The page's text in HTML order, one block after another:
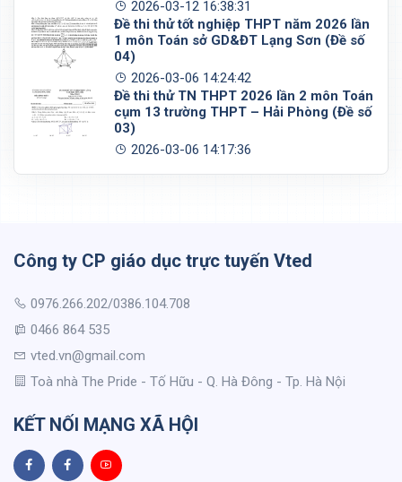
2026-03-12 16:38:31
Đề thi thử tốt nghiệp THPT năm 2026 lần
1 môn Toán sở GD&ĐT Lạng Sơn (Đề số
04)
2026-03-06 14:24:42
Đề thi thử TN THPT 2026 lần 2 môn Toán
cụm 13 trường THPT – Hải Phòng (Đề số
03)
2026-03-06 14:17:36
Công ty CP giáo dục trực tuyến Vted
0976.266.202/0386.104.708
0466 864 535
vted.vn@gmail.com
Toà nhà The Pride - Tố Hữu - Q. Hà Đông - Tp. Hà Nội
KẾT NỐI MẠNG XÃ HỘI